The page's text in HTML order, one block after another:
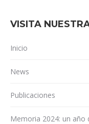
VISITA
Inicio
News
Publicaciones
Memoria 2024: un año